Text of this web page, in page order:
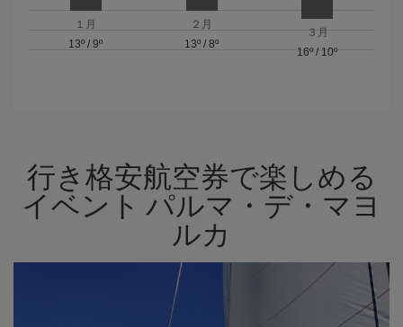
１月
13º /9º
２月
13º / 8º
３月
16º/ 10º
行き格安航空券で楽しめる
イベント パルマ・デ・マヨ
ルカ